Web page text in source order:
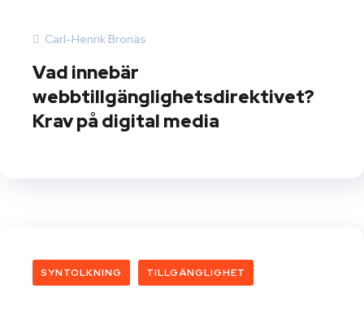
Carl-Henrik Bronäs
Vad innebär
webbtillgänglighetsdirektivet?
Krav på digital media
SYNTOLKNING TILLGÄNGLIGHET